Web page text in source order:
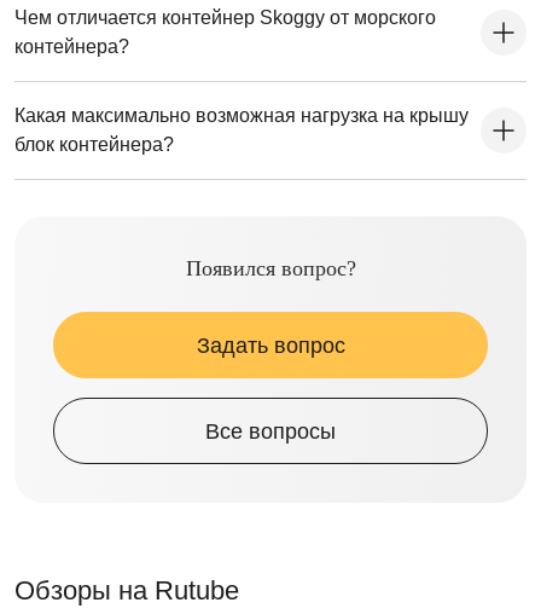
Чем отличается контейнер Skoggy от морского
контейнера?
Какая максимально возможная нагрузка на крышу
блок контейнера?
Появился вопрос?
Задать вопрос
Все вопросы
Обзоры на Rutube